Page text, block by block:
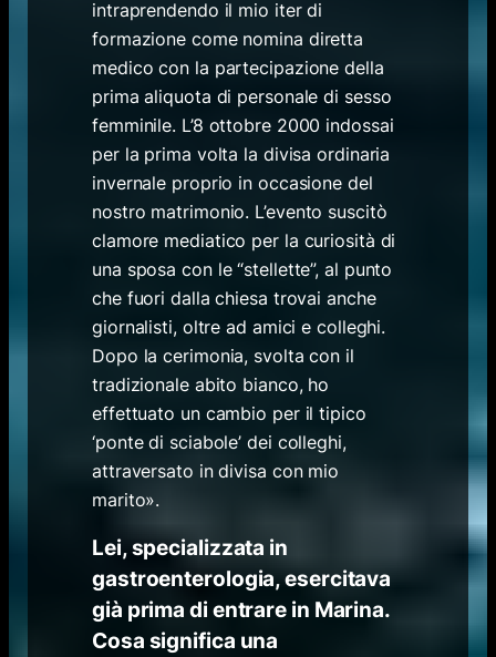
intraprendendo il mio iter di
formazione come nomina diretta
medico con la partecipazione della
prima aliquota di personale di sesso
femminile. L’8 ottobre 2000 indossai
per la prima volta la divisa ordinaria
invernale proprio in occasione del
nostro matrimonio. L’evento suscitò
clamore mediatico per la curiosità di
una sposa con le “stellette”, al punto
che fuori dalla chiesa trovai anche
giornalisti, oltre ad amici e colleghi.
Dopo la cerimonia, svolta con il
tradizionale abito bianco, ho
effettuato un cambio per il tipico
‘ponte di sciabole’ dei colleghi,
attraversato in divisa con mio
marito».
Lei, specializzata in
gastroenterologia, esercitava
già prima di entrare in Marina.
Cosa significa una